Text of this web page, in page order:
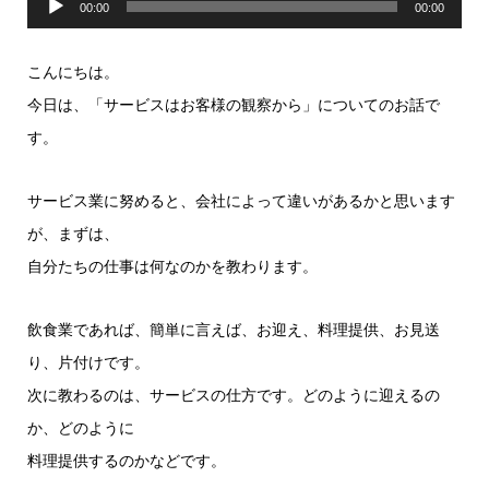
声
プ
レ
ー
ー
00:00 00:00
こんにちは。
今日は、「サービスはお客様の観察から」についてのお話で
す。
サービス業に努めると、会社によって違いがあるかと思います
が、まずは、
自分たちの仕事は何なのかを教わります。
飲食業であれば、簡単に言えば、お迎え、料理提供、お見送
り、片付けです。
次に教わるのは、サービスの仕方です。どのように迎えるの
か、どのように
料理提供するのかなどです。